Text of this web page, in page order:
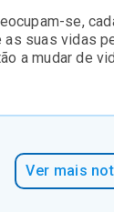
se,
as suas vidas
a mudar de
Ver mais